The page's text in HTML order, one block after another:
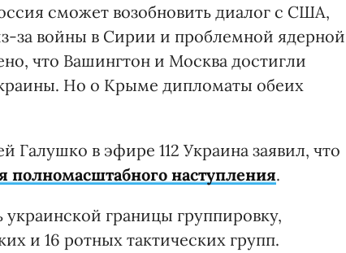
сможет возобновить диалог с США,
за войны в Сирии и проблемной ядерной
что Вашингтон и Москва достигли
Но о Крыме дипломаты обеих
в эфире 112 Украина заявил, что
полномасштабного наступления.
границы группировку,
и 16 ротных тактических групп.